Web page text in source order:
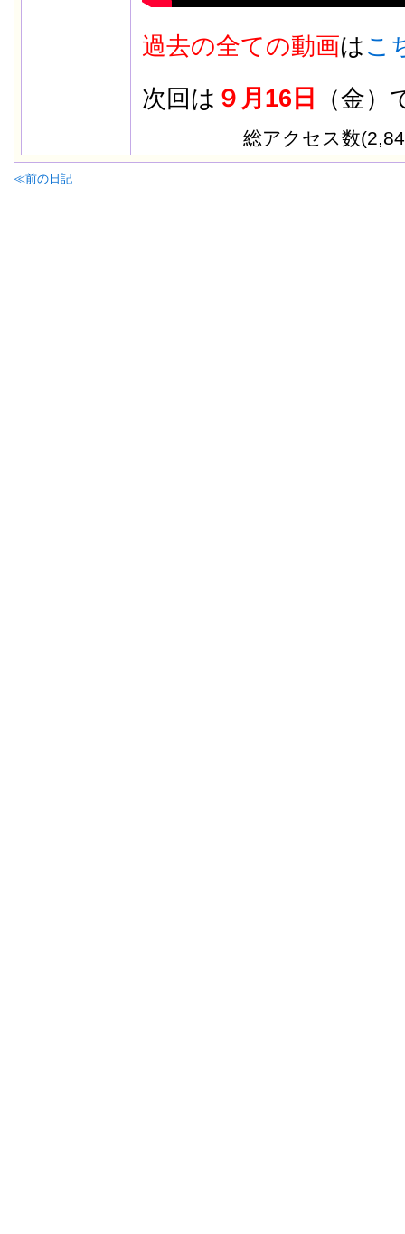
過去の全ての動画は こ
次回は ９月16日 （金）
総アクセス数
≪前の日記